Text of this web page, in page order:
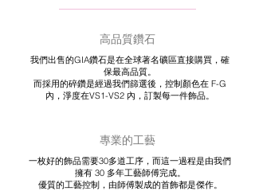
高品質鑽石
我們出售的GIA鑽石是在全球著名礦區直接購買，確
保最高品質。
而採用的碎鑽是經過我們篩選後，控制顏色在 F-G
內，淨度在VS1-VS2 內，訂製每一件飾品。
專業的工藝
一枚好的飾品需要30多道工序，而這一過程是由我們
擁有 30 多年工藝師傅完成。
優質的工藝控制，由師傅製成的首飾都是傑作。